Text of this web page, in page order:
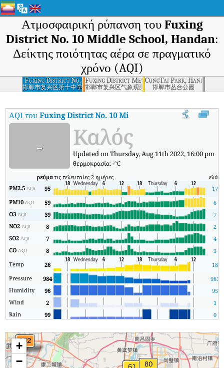
Ατμοσφαιρική ρύπανση του Fuxing
District No. 10 Middle School, Handan:
Δείκτης ποιότητας αέρα σε πραγματικό
χρόνο (AQI)
Fuxing District No.
10 Middle School,
Handan
邯郸市复兴区第十中学
Fuxing District Meteorological Observatory,
邯郸市复兴区气象观测站
CongTai Park, Handan
邯郸市丛台公园
AQI τουFuxing District No. 10 Middle School, Handan:
- Καλός
Updated on Thursday, Aug 11th 2022, 16:00 pm
θερμοκρασία:-°C
ρεύματις τελευταίες 2 ημέρες ελάχ
PM2.5AQI 95
17
PM10AQI 59
6
O3AQI 39
7
NO2AQI 8
2
SO2AQI 7
4
COAQI 8
3
Temp
26
18
Pressure
984
983
Humidity
96
95
Wind
2
1
Rain
99 0
+
−